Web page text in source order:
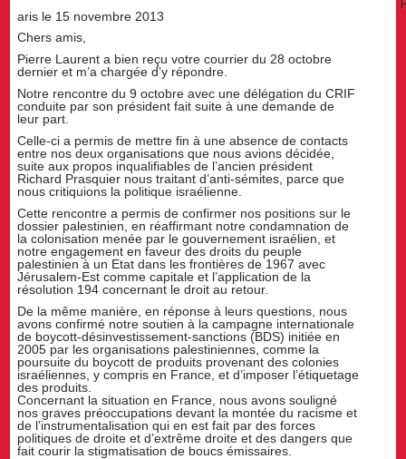
aris le 15 novembre 2013
Chers amis,
Pierre Laurent a bien reçu votre courrier du 28 octobre
dernier et m’a chargée d’y répondre.
Notre rencontre du 9 octobre avec une délégation du CRIF
conduite par son président fait suite à une demande de
leur part.
Celle-ci a permis de mettre fin à une absence de contacts
entre nos deux organisations que nous avions décidée,
suite aux propos inqualifiables de l’ancien président
Richard Prasquier nous traitant d’anti-sémites, parce que
nous critiquions la politique israélienne.
Cette rencontre a permis de confirmer nos positions sur le
dossier palestinien, en réaffirmant notre condamnation de
la colonisation menée par le gouvernement israélien, et
notre engagement en faveur des droits du peuple
palestinien à un Etat dans les frontières de 1967 avec
Jérusalem-Est comme capitale et l’application de la
résolution 194 concernant le droit au retour.
De la même manière, en réponse à leurs questions, nous
avons confirmé notre soutien à la campagne internationale
de boycott-désinvestissement-sanctions (BDS) initiée en
2005 par les organisations palestiniennes, comme la
poursuite du boycott de produits provenant des colonies
israéliennes, y compris en France, et d’imposer l’étiquetage
des produits.
Concernant la situation en France, nous avons souligné
nos graves préoccupations devant la montée du racisme et
de l’instrumentalisation qui en est fait par des forces
politiques de droite et d’extrême droite et des dangers que
fait courir la stigmatisation de boucs émissaires.